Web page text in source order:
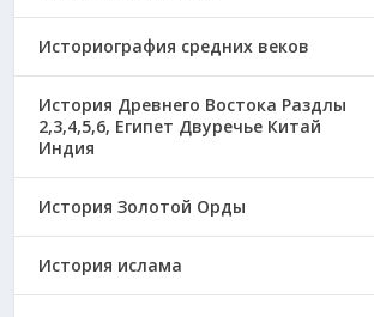
Историография средних веков
История Древнего Востока Раздлы
2,3,4,5,6, Египет Двуречье Китай
Индия
История Золотой Орды
История ислама